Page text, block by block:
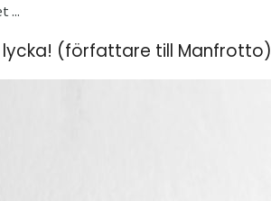
...
(författare till Manfrotto)